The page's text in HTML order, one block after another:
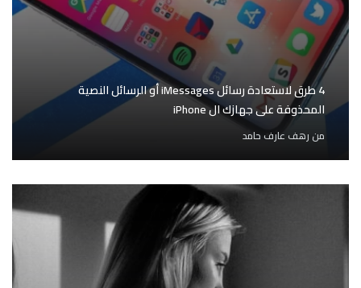
4 طرق لاستعادة رسائل iMessages أو الرسائل النصية
المحذوفة على جهازك ال iPhone
من رهف عارف حامد